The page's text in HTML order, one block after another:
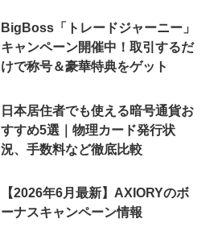
BigBoss「トレードジャーニー」
キャンペーン開催中！取引するだ
けで称号＆豪華特典をゲット
日本居住者でも使える暗号通貨お
すすめ5選｜物理カード発行状
況、手数料など徹底比較
【2026年6月最新】AXIORYのボ
ーナスキャンペーン情報